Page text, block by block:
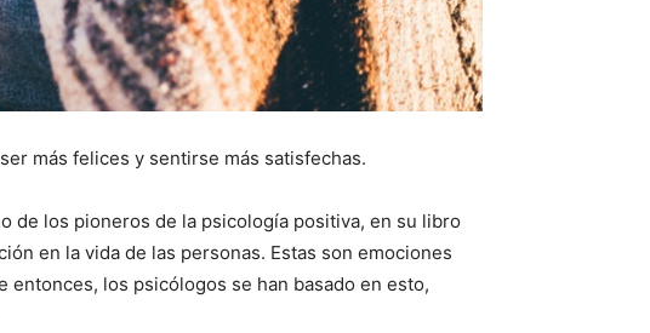
más felices y sentirse más satisfechas.
de los pioneros de la psicología positiva, en su libro
en la vida de las personas. Estas son emociones
los psicólogos se han basado en esto,